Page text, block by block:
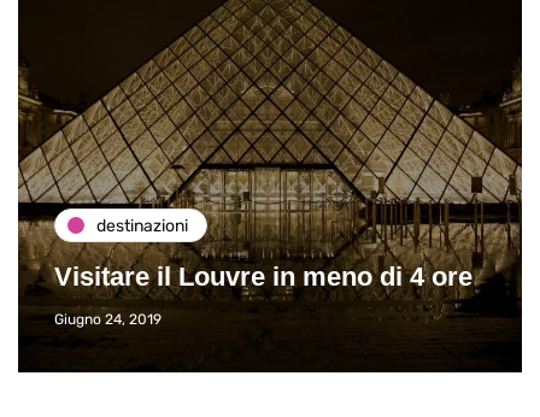
destinazioni
Visitare il Louvre in meno di 4 ore
Giugno 24, 2019